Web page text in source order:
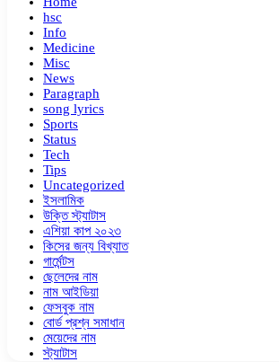
hsc
Info
Medicine
Misc
News
Paragraph
song lyrics
Sports
Status
Tech
Tips
Uncategorized
ইসলামিক
উক্তি স্ট্যাটাস
এশিয়া কাপ ২০২৩
কিসের জন্য বিখ্যাত
গার্মেন্টস
ছেলেদের নাম
নাম আইডিয়া
ফেসবুক নাম
বোর্ড প্রশ্ন সমাধান
মেয়েদের নাম
স্ট্যাটাস